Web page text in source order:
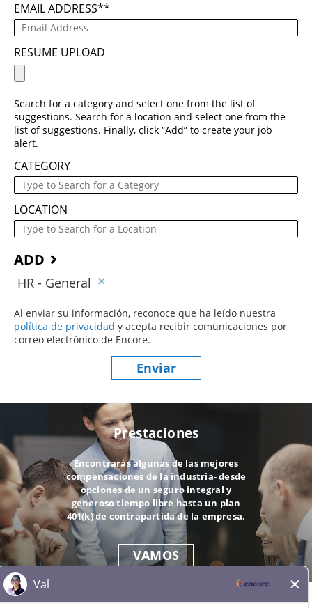
EMAIL ADDRESS*
RESUME UPLOAD
Search for a category and select one from the list of
suggestions. Search for a location and select one from the
list of suggestions. Finally, click “Add” to create your job
alert.
CATEGORY
LOCATION
ADD
HR - General
Al enviar su información, reconoce que ha leído nuestra
política de privacidad (este contenido se abre en una nueva
y acepta recibir comunicaciones por
correo electrónico de Encore.
Enviar
Prestaciones
Encontrarás algunas de las mejores
compensaciones de la industria- desde
opciones de un seguro integral y
generoso tiempo libre hasta un plan
401(k) de contrapartida de la empresa.
VAMOS